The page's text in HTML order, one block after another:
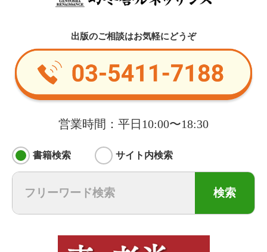
出版のご相談はお気軽にどうぞ
営業時間：平日10:00〜18:30
書籍検索 サイト内検索
検索